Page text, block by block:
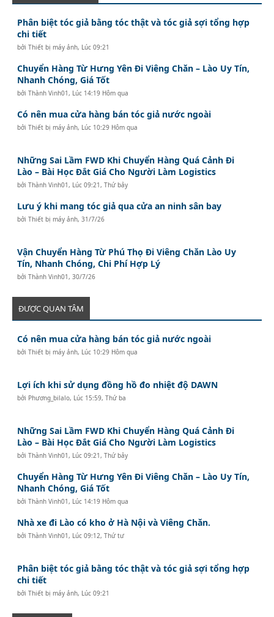
Phân biệt tóc giả bằng tóc thật và tóc giả sợi tổng hợp
chi tiết
bởiThiết bị máy ảnh, Lúc 09:21
Chuyển Hàng Từ Hưng Yên Đi Viêng Chăn – Lào Uy Tín,
Nhanh Chóng, Giá Tốt
bởiThành Vinh01 , Lúc 14:19 Hôm qua
Có nên mua cửa hàng bán tóc giả nước ngoài
bởiThiết bị máy ảnh, Lúc 10:29 Hôm qua
Những Sai Lầm FWD Khi Chuyển Hàng Quá Cảnh Đi
Lào – Bài Học Đắt Giá Cho Người Làm Logistics
bởiThành Vinh01 , Lúc 09:21, Thứ bảy
Lưu ý khi mang tóc giả qua cửa an ninh sân bay
bởiThiết bị máy ảnh,31/7/26
Vận Chuyển Hàng Từ Phú Thọ Đi Viêng Chăn Lào Uy
Tín, Nhanh Chóng, Chi Phí Hợp Lý
bởiThành Vinh01 ,30/7/26
ĐƯỢC QUAN TÂM
Có nên mua cửa hàng bán tóc giả nước ngoài
bởiThiết bị máy ảnh, Lúc 10:29 Hôm qua
Lợi ích khi sử dụng đồng hồ đo nhiệt độ DAWN
bởi Phương_bilalo, Lúc 15:59, Thứ ba
Những Sai Lầm FWD Khi Chuyển Hàng Quá Cảnh Đi
Lào – Bài Học Đắt Giá Cho Người Làm Logistics
bởiThành Vinh01 , Lúc 09:21, Thứ bảy
Chuyển Hàng Từ Hưng Yên Đi Viêng Chăn – Lào Uy Tín,
Nhanh Chóng, Giá Tốt
bởiThành Vinh01 , Lúc 14:19 Hôm qua
Nhà xe đi Lào có kho ở Hà Nội và Viêng Chăn.
bởiThành Vinh01 , Lúc 09:12, Thứ tư
Phân biệt tóc giả bằng tóc thật và tóc giả sợi tổng hợp
chi tiết
bởiThiết bị máy ảnh, Lúc 09:21